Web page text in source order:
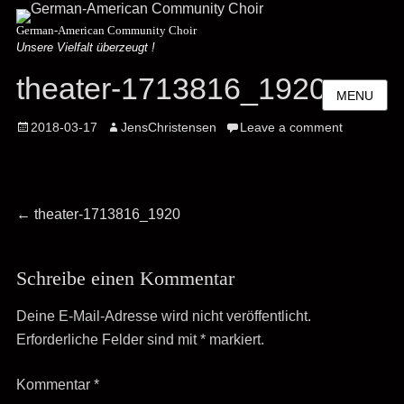
German-American Community Choir
Unsere Vielfalt überzeugt !
MENU
theater-1713816_1920
Posted
2018-03-17 Author
JensChristensen Leave a comment
Beitrags-
← Previous
theater-1713816_1920
Schreibe einen Kommentar
Deine E-Mail-Adresse wird nicht veröffentlicht.
Erforderliche Felder sind mit*markiert.
Kommentar *